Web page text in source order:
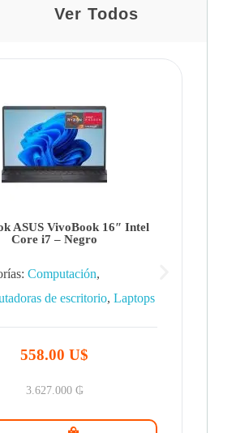
Ver Todos
ASUS VivoBook 16″ Intel
Core i7 – Negro
Computación,
de escritorio, Laptops
558.00 U$
3.627.000 ₲